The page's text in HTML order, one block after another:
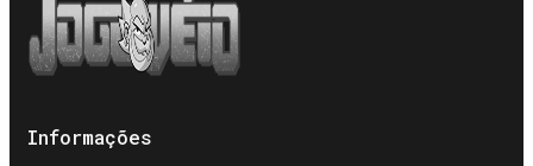
Informações